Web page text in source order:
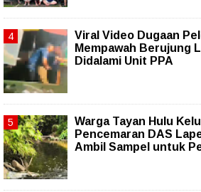
Viral Video Dugaan
Mempawah Berujung
Didalami Unit PPA
Warga Tayan Hulu
Pencemaran DAS
Ambil Sampel untuk